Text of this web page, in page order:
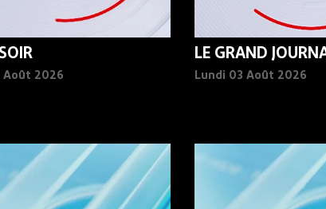
Août 2026
LE GRAND
Lundi 03 Août 2026